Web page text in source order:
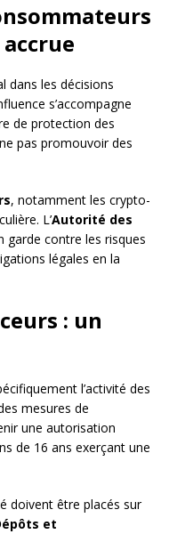
dans les décisions
s’accompagne
de protection des
pas promouvoir des
, notamment les crypto-
L’Autorité des
garde contre les risques
légales en la
: un
l’activité des
mesures de
une autorisation
de 16 ans exerçant une
doivent être placés sur
et